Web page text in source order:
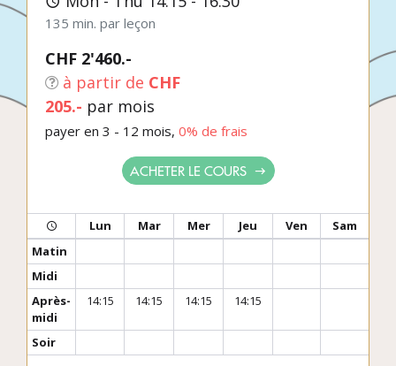
135 min. par leçon
CHF 2'460.-
à partir de CHF
205.- par mois
payer en 3 - 12 mois, 0% de frais
ACHETER LE COURS
Lun Mar Mer Jeu Ven
Sam
Matin
Midi
Après-
midi
14:15 14:15 14:15 14:15
Soir